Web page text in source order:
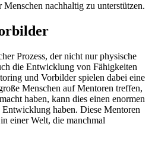
Menschen nachhaltig zu unterstützen.
Prozess, der nicht nur physische
die Entwicklung von Fähigkeiten
und Vorbilder spielen dabei eine
Menschen auf Mentoren treffen,
haben, kann dies einen enormen
haben. Diese Mentoren
einer Welt, die manchmal